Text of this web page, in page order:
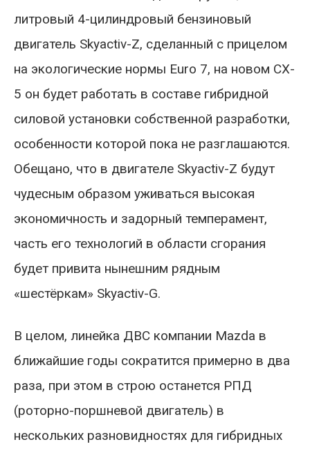
литровый 4-цилиндровый бензиновый
двигатель Skyactiv-Z, сделанный с прицелом
на экологические нормы Euro 7, на новом CX-
5 он будет работать в составе гибридной
силовой установки собственной разработки,
особенности которой пока не разглашаются.
Обещано, что в двигателе Skyactiv-Z будут
чудесным образом уживаться высокая
экономичность и задорный темперамент,
часть его технологий в области сгорания
будет привита нынешним рядным
«шестёркам» Skyactiv-G.
В целом, линейка ДВС компании Mazda в
ближайшие годы сократится примерно в два
раза, при этом в строю останется РПД
(роторно-поршневой двигатель) в
нескольких разновидностях для гибридных